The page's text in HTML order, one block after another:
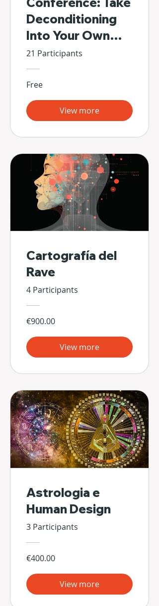
Deconditioning
Into Your Own
Hands
21 Participants
Free
View more
Cartografía del
Rave
4 Participants
€900.00
View more
Astrologia e
Human Design
3 Participants
€400.00
View more